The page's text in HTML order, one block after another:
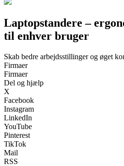
Laptopstandere –
til enhver bruger
Skab bedre arbejdsstillinger og øget
Firmaer
Firmaer
Del og hjælp
X
Facebook
Instagram
LinkedIn
YouTube
Pinterest
TikTok
Mail
RSS